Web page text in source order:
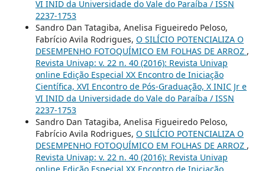
VI INID da Universidade do Vale do Paraíba / ISSN
2237-1753
Sandro Dan Tatagiba, Anelisa Figueiredo Peloso,
Fabrício Avila Rodrigues, O SILÍCIO POTENCIALIZA O
DESEMPENHO FOTOQUÍMICO EM FOLHAS DE ARROZ ,
Revista Univap: v. 22 n. 40 (2016): Revista Univap
online Edição Especial XX Encontro de Iniciação
Científica, XVI Encontro de Pós-Graduação, X INIC Jr e
VI INID da Universidade do Vale do Paraíba / ISSN
2237-1753
Sandro Dan Tatagiba, Anelisa Figueiredo Peloso,
Fabrício Avila Rodrigues, O SILÍCIO POTENCIALIZA O
DESEMPENHO FOTOQUÍMICO EM FOLHAS DE ARROZ ,
Revista Univap: v. 22 n. 40 (2016): Revista Univap